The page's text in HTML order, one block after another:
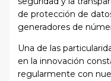
de protección de
generadores de
Una de las
en la innovación
regularmente con